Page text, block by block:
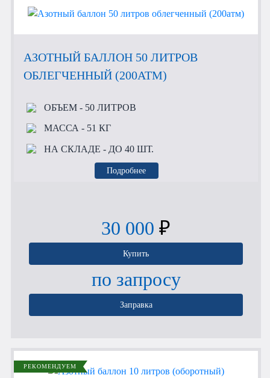
АЗОТНЫЙ БАЛЛОН 50 ЛИТРОВ
ОБЛЕГЧЕННЫЙ (200АТМ)
ОБЪЕМ- 50 ЛИТРОВ
МАССА - 51 КГ
НА СКЛАДЕ - ДО 40 ШТ.
Подробнее
30 000 ₽
Купить
по запросу
Заправка
РЕКОМЕНДУЕМ